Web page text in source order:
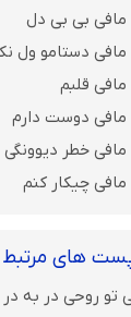
مافی بی بی دل
مافی دستامو ول
قلبم
مافی دوست دارم
خطر دیوونگی
چیکار کنم
های مرتبط
تو روحی در به در